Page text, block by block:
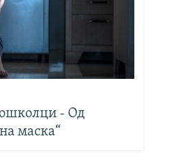
- Од
маска“